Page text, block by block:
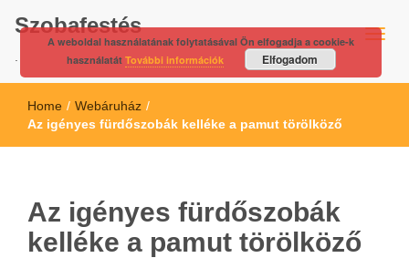
Szobafestés
Home / Webáruház /
Az igényes fürdőszobák kelléke a pamut törölköző
Az igényes fürdőszobák
kelléke a pamut törölköző
A weboldal használatának folytatásával Ön elfogadja a cookie-k
használatát További információk Elfogadom